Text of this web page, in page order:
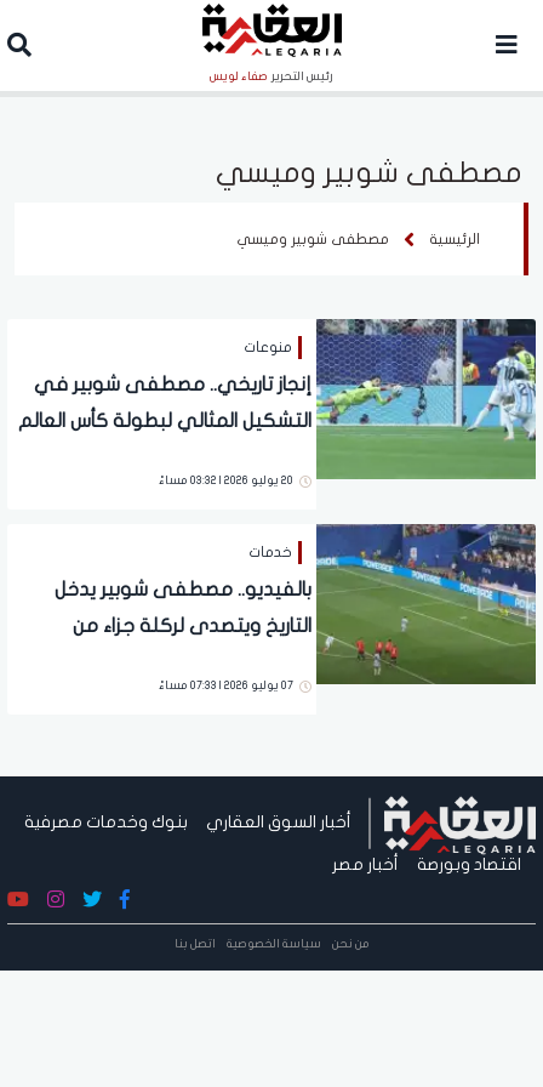
رئيس التحرير صفاء لويس
مصطفى شوبير وميسي
الرئيسية مصطفى شوبير وميسي
منوعات
إنجاز تاريخي.. مصطفى شوبير في
التشكيل المثالي لبطولة كأس العالم
20 يوليو 2026 | 03:32 مساءً
خدمات
بالفيديو.. مصطفى شوبير يدخل
التاريخ ويتصدى لركلة جزاء من
07 يوليو 2026 | 07:33 مساءً
أخبار السوق العقاري بنوك وخدمات مصرفية
اقتصاد وبورصة أخبار مصر
من نحن سياسة الخصوصية اتصل بنا